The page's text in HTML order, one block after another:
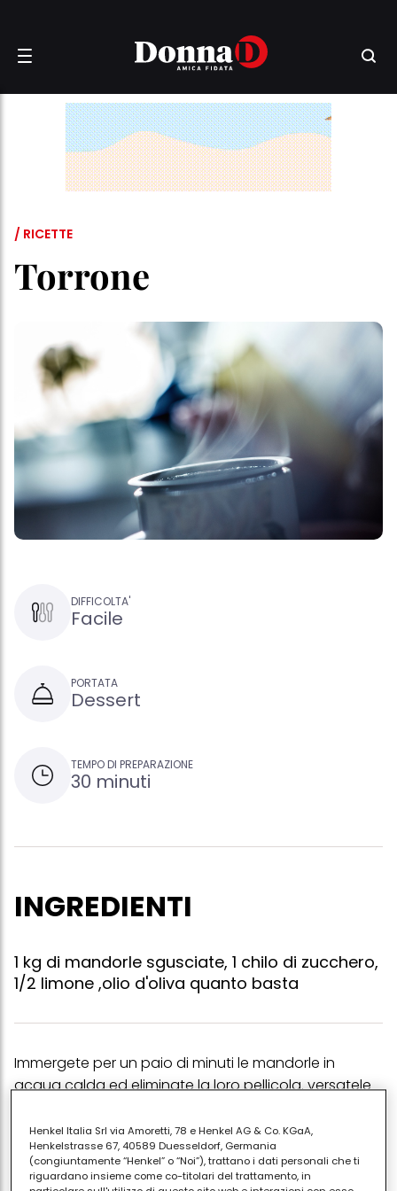
/ RICETTE
Torrone
DIFFICOLTA'
Facile
PORTATA
Dessert
TEMPO DI PREPARAZIONE
30 minuti
INGREDIENTI
1 kg di mandorle sgusciate, 1 chilo di zucchero,
1/2 limone ,olio d'oliva quanto basta
Immergete per un paio di minuti le mandorle in
acqua calda ed eliminate la loro pellicola. versatele
cuocere a fuoco molto basso, mescolando
continuamente evitando che lo zucchero si attacchi
al fondo. quando sarà sciolto e avrà assunto un
Henkel Italia Srl via Amoretti, 78 e Henkel AG & Co. KGaA,
Henkelstrasse 67, 40589 Duesseldorf, Germania
(congiuntamente “Henkel” o “Noi”), trattano i dati personali che ti
riguardano insieme come co-titolari del trattamento, in